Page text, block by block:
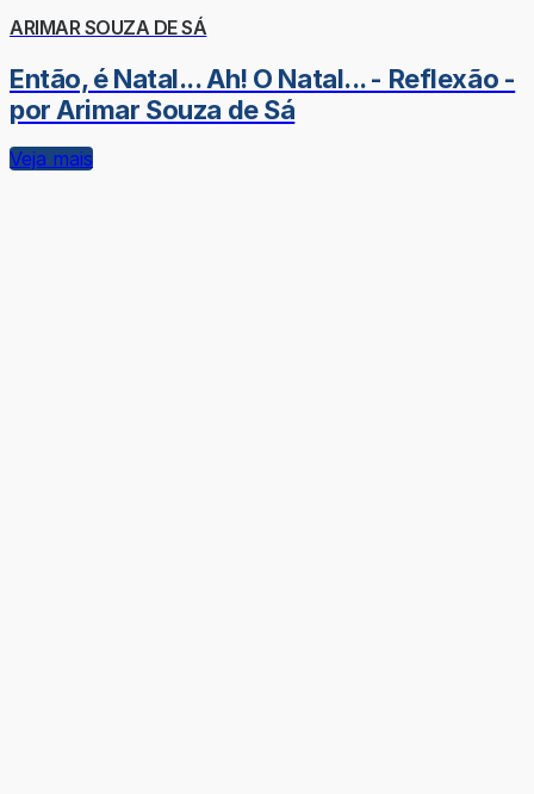
ARIMAR SOUZA DE SÁ
Então, é Natal... Ah! O Natal... - Reflexão -
por Arimar Souza de Sá
Veja mais